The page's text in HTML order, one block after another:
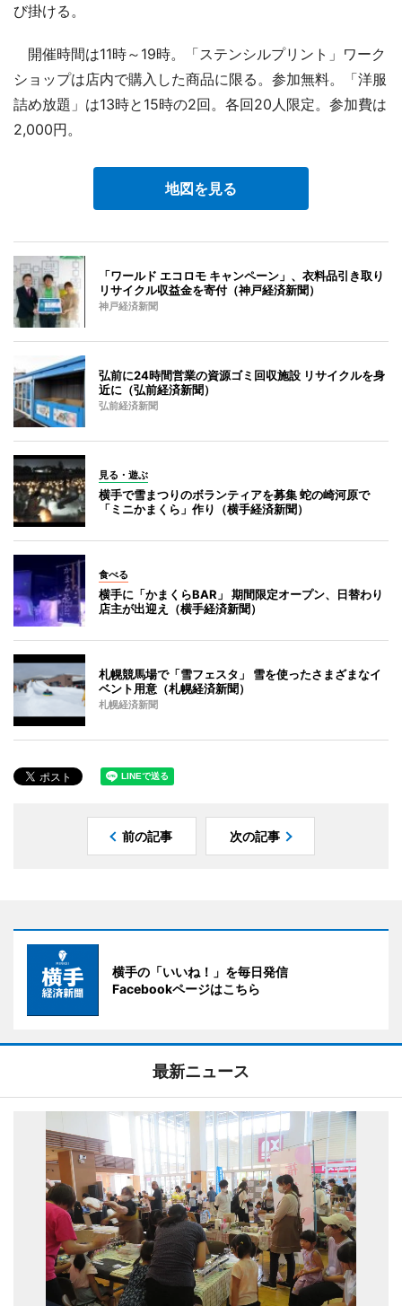
び掛ける。
開催時間は11時～19時。「ステンシルプリント」ワーク
ショップは店内で購入した商品に限る。参加無料。「洋服
詰め放題」は13時と15時の2回。各回20人限定。参加費は
2,000円。
地図を見る
「ワールド エコロモ キャンペーン」、衣料品引き取り
リサイクル収益金を寄付（神戸経済新聞）
神戸経済新聞
弘前に24時間営業の資源ゴミ回収施設 リサイクルを身
近に（弘前経済新聞）
弘前経済新聞
見る・遊ぶ
横手で雪まつりのボランティアを募集 蛇の崎河原で
「ミニかまくら」作り（横手経済新聞）
食べる
横手に「かまくらBAR」 期間限定オープン、日替わり
店主が出迎え（横手経済新聞）
札幌競馬場で「雪フェスタ」 雪を使ったさまざまなイ
ベント用意（札幌経済新聞）
札幌経済新聞
前の記事 次の記事
横手の「いいね！」を毎日発信
Facebookページはこちら
最新ニュース